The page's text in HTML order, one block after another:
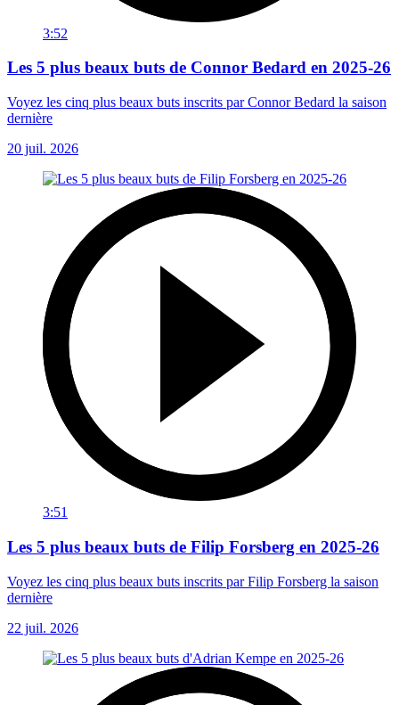
3:52
Les 5 plus beaux buts de Connor Bedard en 2025-26
Voyez les cinq plus beaux buts inscrits par Connor Bedard la saison
dernière
20 juil. 2026
3:51
Les 5 plus beaux buts de Filip Forsberg en 2025-26
Voyez les cinq plus beaux buts inscrits par Filip Forsberg la saison
dernière
22 juil. 2026